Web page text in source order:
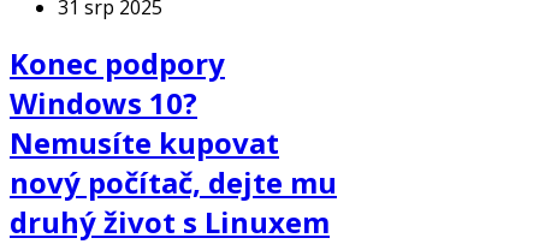
31 srp 2025
Konec podpory
Windows 10?
Nemusíte kupovat
nový počítač, dejte mu
druhý život s Linuxem